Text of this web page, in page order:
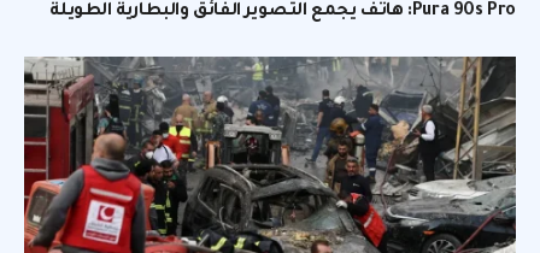
Pura 90s Pro: هاتف يجمع التصوير الفائق والبطارية الطويلة